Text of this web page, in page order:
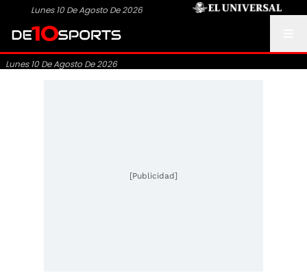
Lunes 10 De Agosto De 2026
Lunes 10 De Agosto De 2026
[Publicidad]